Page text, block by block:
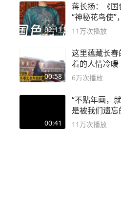
02:11
蒋长扬：《
“神秘花鸟使”
奸？
11万次播放
00:58
这里蕴藏长
着的人情冷暖
6万次播放
00:41
“不贴年画，
是被我们遗
11万次播放